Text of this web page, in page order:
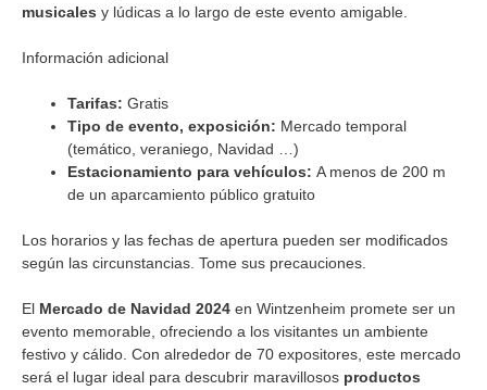
musicales y lúdicas a lo largo de este evento amigable.
Información adicional
Tarifas: Gratis
Tipo de evento, exposición: Mercado temporal
(temático, veraniego, Navidad …)
Estacionamiento para vehículos: A menos de 200 m
de un aparcamiento público gratuito
Los horarios y las fechas de apertura pueden ser modificados
según las circunstancias. Tome sus precauciones.
El Mercado de Navidad 2024 en Wintzenheim promete ser un
evento memorable, ofreciendo a los visitantes un ambiente
festivo y cálido. Con alrededor de 70 expositores, este mercado
será el lugar ideal para descubrir maravillosos productos